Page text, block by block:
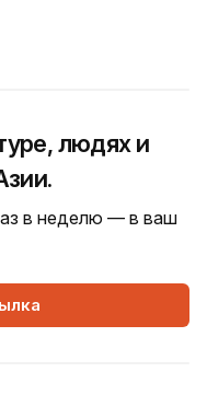
людях и
в неделю — в ваш